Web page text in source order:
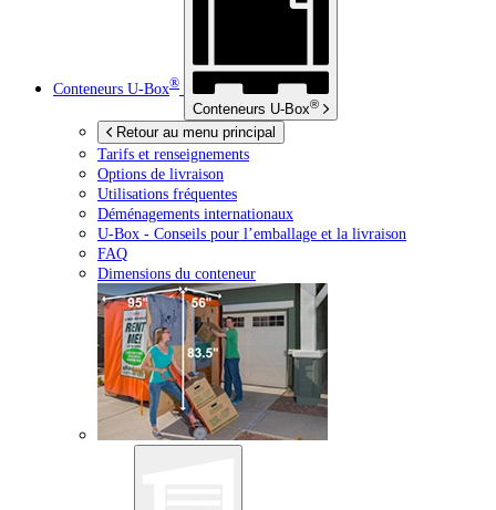
Conteneurs U-Box®
Conteneurs U-Box®
Retour au menu principal
Tarifs et renseignements
Options de livraison
Utilisations fréquentes
Déménagements internationaux
U-Box - Conseils pour l’emballage et la livraison
FAQ
Dimensions du conteneur